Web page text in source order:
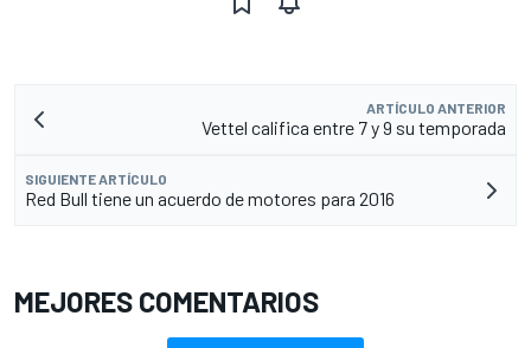
ARTÍCULO ANTERIOR
Vettel califica entre 7 y 9 su temporada
SIGUIENTE ARTÍCULO
Red Bull tiene un acuerdo de motores para 2016
MEJORES COMENTARIOS